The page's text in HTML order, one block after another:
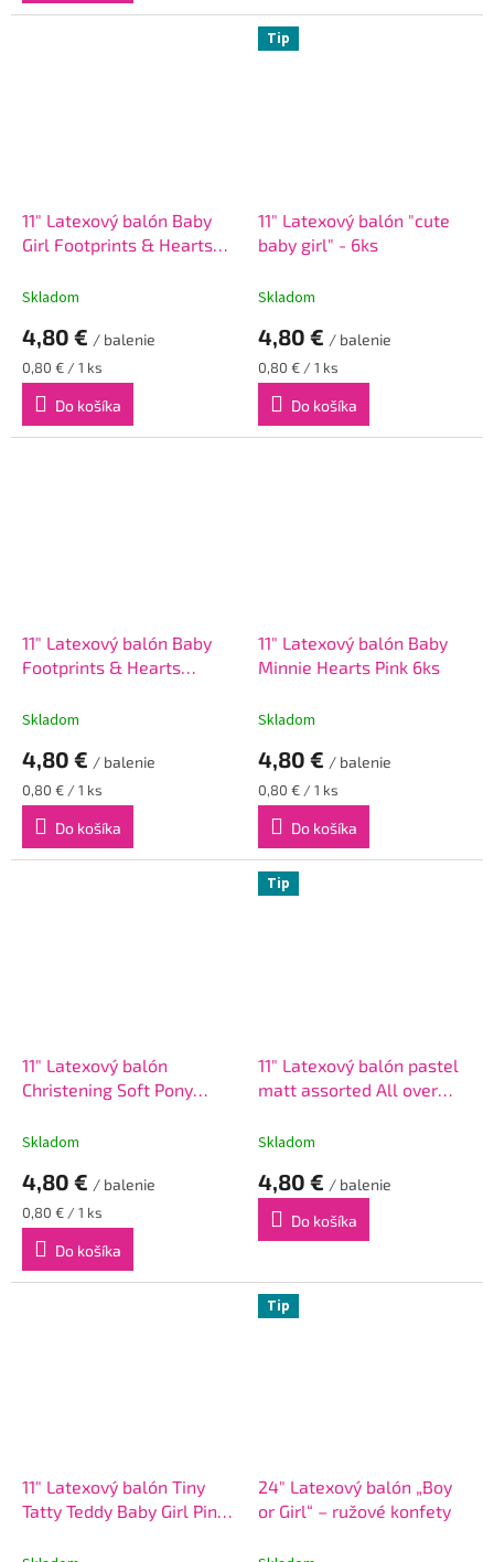
11" Latexový balón Baby
Girl Footprints & Hearts
Skladom
4,80 € / balenie
Jednotková
cena:
0,80 € / 1 ks
Do košíka
Tip
11" Latexový balón "cute
baby girl" - 6ks
Skladom
4,80 € / balenie
Jednotková
cena:
0,80 € / 1 ks
Do košíka
11" Latexový balón Baby
Footprints & Hearts
Skladom
4,80 € / balenie
Jednotková
cena:
0,80 € / 1 ks
Do košíka
11" Latexový balón Baby
Minnie Hearts Pink 6ks
Skladom
4,80 € / balenie
Jednotková
cena:
0,80 € / 1 ks
Do košíka
11" Latexový balón
Christening Soft Pony
Skladom
4,80 € / balenie
Jednotková
cena:
0,80 € / 1 ks
Do košíka
Tip
11" Latexový balón pastel
matt assorted All over
Skladom
4,80 € / balenie
Do košíka
11" Latexový balón Tiny
Tatty Teddy Baby Girl Pink
Tip
24" Latexový balón „Boy
or Girl“ – ružové konfety